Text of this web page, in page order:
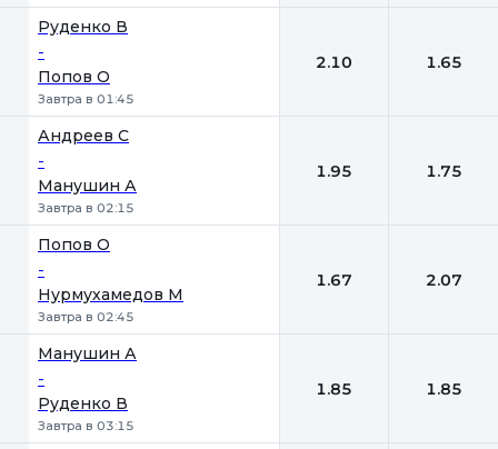
Руденко В
-
Попов О
Завтра в 01:45
2.10 1.65
Андреев С
-
Манушин А
Завтра в 02:15
1.95 1.75
Попов О
-
Нурмухамедов М
Завтра в 02:45
1.67 2.07
Манушин А
-
Руденко В
Завтра в 03:15
1.85 1.85